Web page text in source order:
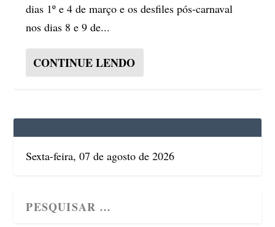
dias 1º e 4 de março e os desfiles pós-carnaval
nos dias 8 e 9 de...
CONTINUE LENDO
Sexta-feira, 07 de agosto de 2026